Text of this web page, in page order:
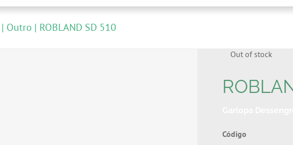
Outro ROBLAND SD 510
Out of stock
Código